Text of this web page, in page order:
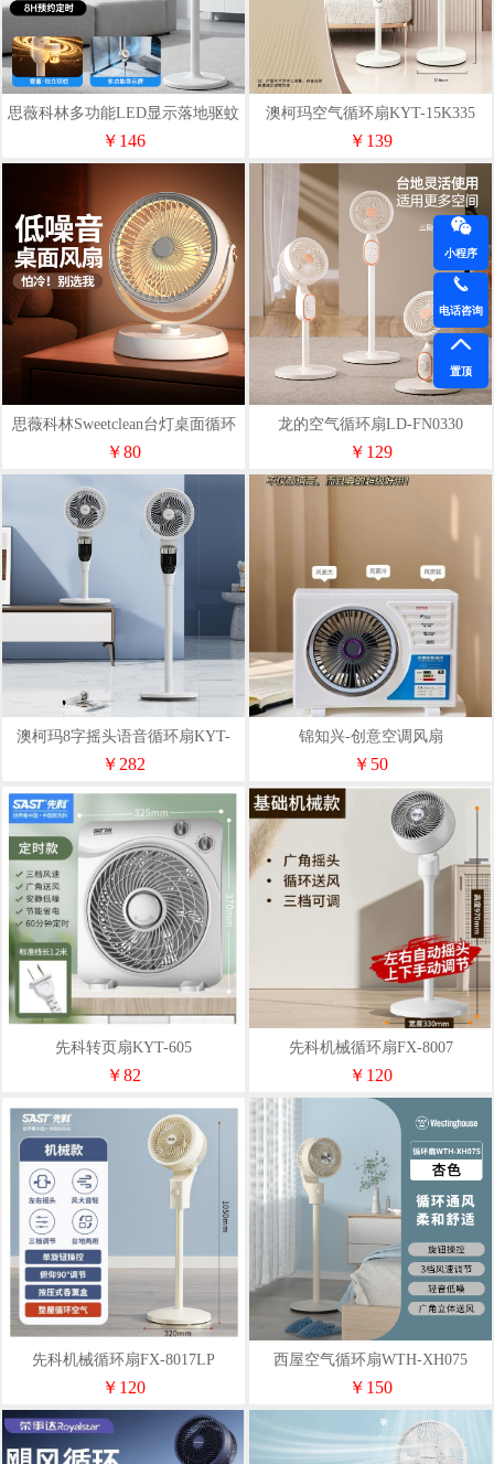
思薇科林多功能LED显示落地驱蚊
循环灯光遥控风扇JP-18
￥146
澳柯玛空气循环扇KYT-15K335
￥139
思薇科林Sweetclean台灯桌面循环
风扇台扇
￥80
龙的空气循环扇LD-FN0330
￥129
澳柯玛8字摇头语音循环扇KYT-
19P58(Y)
￥282
锦知兴-创意空调风扇
￥50
先科转页扇KYT-605
￥82
先科机械循环扇FX-8007
￥120
先科机械循环扇FX-8017LP
￥120
西屋空气循环扇WTH-XH075
￥150
小程序
电话咨询
置顶